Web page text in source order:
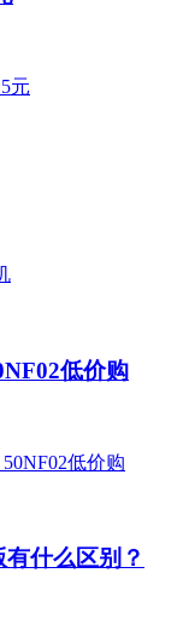
低价购
什么区别？